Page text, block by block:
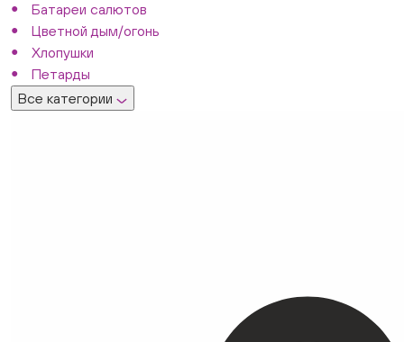
Батареи салютов
Цветной дым/огонь
Хлопушки
Петарды
Все категории